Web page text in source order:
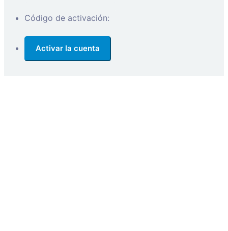
Código de activación: